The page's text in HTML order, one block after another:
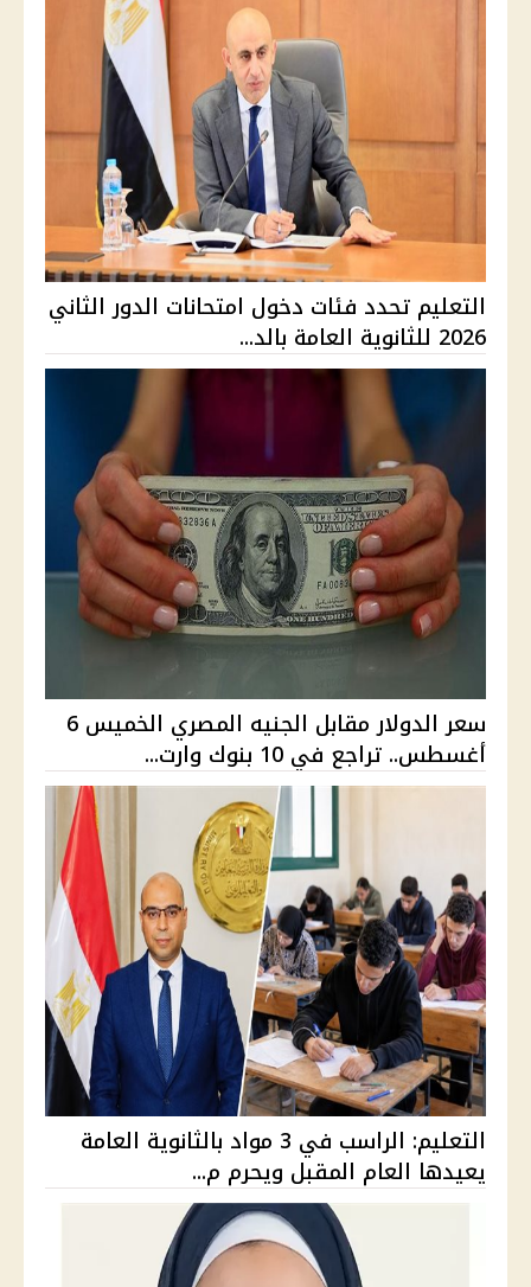
التعليم تحدد فئات دخول امتحانات الدور الثاني
2026 للثانوية العامة بالد...
سعر الدولار مقابل الجنيه المصري الخميس 6
أغسطس.. تراجع في 10 بنوك وارت...
التعليم: الراسب في 3 مواد بالثانوية العامة
يعيدها العام المقبل ويحرم م...